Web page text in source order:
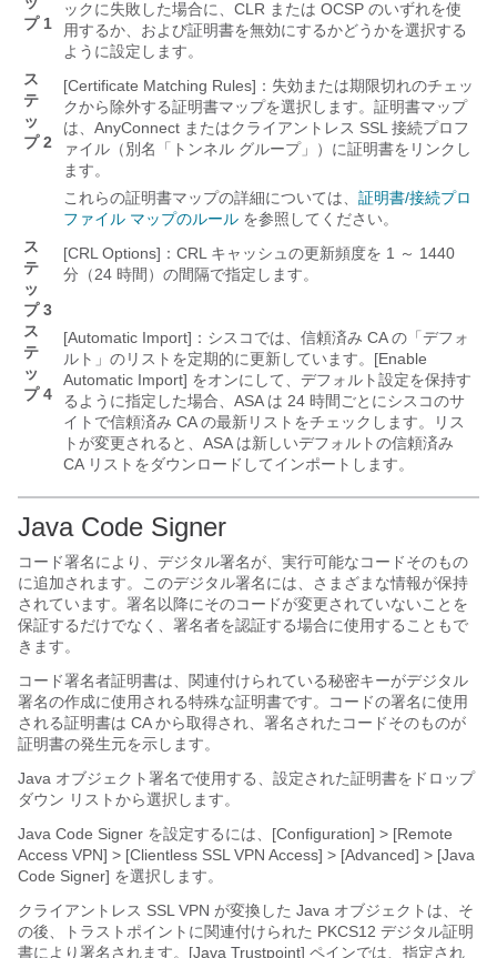
プ 1
ックに失敗した場合に、CLR または OCSP のいずれを使
用するか、および証明書を無効にするかどうかを選択する
ように設定します。
ス
テ
ッ
プ 2
[Certificate Matching Rules]：失効または期限切れのチェッ
クから除外する証明書マップを選択します。証明書マップ
は、AnyConnect またはクライアントレス SSL 接続プロフ
ァイル（別名「トンネル グループ」）に証明書をリンクし
ます。
これらの証明書マップの詳細については、 証明書/接続プロ
ファイル マップのルール を参照してください。
ス
テ
ッ
プ 3
[CRL Options]：CRL キャッシュの更新頻度を 1 ～ 1440
分（24 時間）の間隔で指定します。
ス
テ
ッ
プ 4
[Automatic Import]：シスコでは、信頼済み CA の「デフォ
ルト」のリストを定期的に更新しています。[Enable
Automatic Import] をオンにして、デフォルト設定を保持す
るように指定した場合、ASA は 24 時間ごとにシスコのサ
イトで信頼済み CA の最新リストをチェックします。リス
トが変更されると、ASA は新しいデフォルトの信頼済み
CA リストをダウンロードしてインポートします。
Java Code Signer
コード署名により、デジタル署名が、実行可能なコードそのもの
に追加されます。このデジタル署名には、さまざまな情報が保持
されています。署名以降にそのコードが変更されていないことを
保証するだけでなく、署名者を認証する場合に使用することもで
きます。
コード署名者証明書は、関連付けられている秘密キーがデジタル
署名の作成に使用される特殊な証明書です。コードの署名に使用
される証明書は CA から取得され、署名されたコードそのものが
証明書の発生元を示します。
Java オブジェクト署名で使用する、設定された証明書をドロップ
ダウン リストから選択します。
Java Code Signer を設定するには、[Configuration] > [Remote
Access VPN] > [Clientless SSL VPN Access] > [Advanced] > [Java
Code Signer] を選択します。
クライアントレス SSL VPN が変換した Java オブジェクトは、そ
の後、トラストポイントに関連付けられた PKCS12 デジタル証明
書により署名されます。[Java Trustpoint] ペインでは、指定され